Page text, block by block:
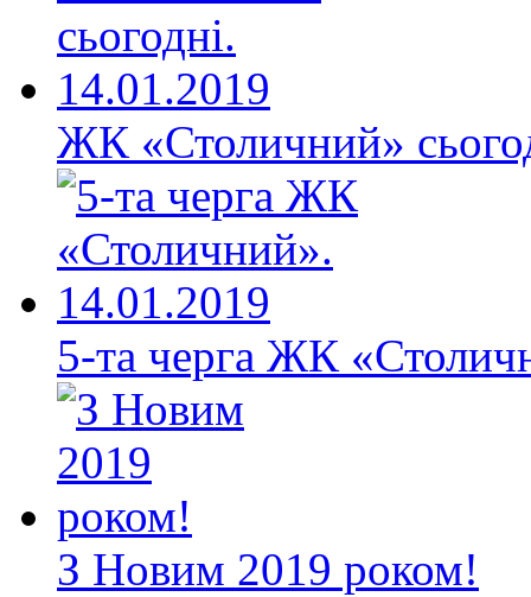
ЖК «Столичний»
5-та черга ЖК
З Новим 2019 роком!